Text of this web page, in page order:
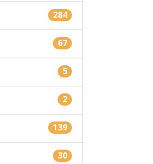
284
67
5
2
139
30